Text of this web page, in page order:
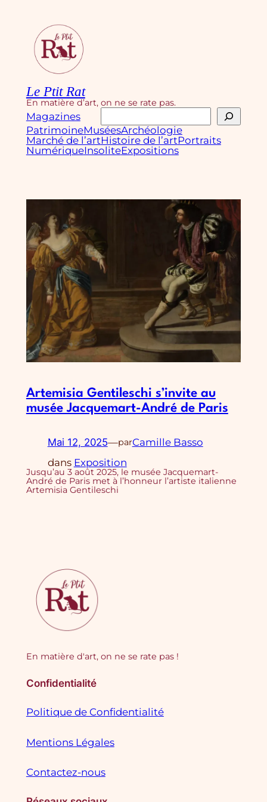
contenu
Le Ptit Rat
En matière d’art, on ne se rate pas.
Magazines
Rechercher
PatrimoineMuséesArchéologie
Marché de l’artHistoire de l’artPortraits
NumériqueInsoliteExpositions
Artemisia Gentileschi s’invite au
musée Jacquemart-André de Paris
Mai 12, 2025—parCamille Basso
dans Exposition
Jusqu’au 3 août 2025, le musée Jacquemart-
André de Paris met à l’honneur l’artiste italienne
Artemisia Gentileschi
En matière d'art, on ne se rate pas !
Confidentialité
Politique de Confidentialité
Mentions Légales
Contactez-nous